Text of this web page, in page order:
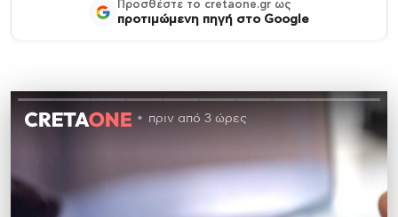
Προσθέστε το cretaone.gr ως
προτιμώμενη πηγή στο Google
πριν από 3 ώρες